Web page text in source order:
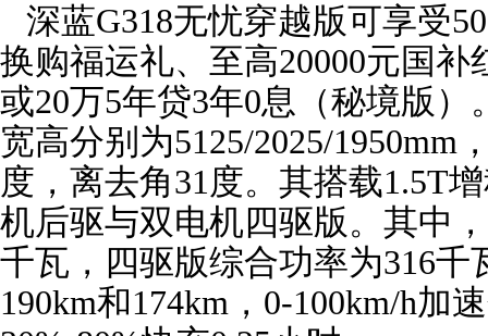
深蓝G318无忧穿越版可享受
换购福运礼、至高20000元国补
或20万5年贷3年0息（秘境版）
宽高分别为5125/2025/1950mm
度，离去角31度。其搭载1.5T
机后驱与双电机四驱版。其中
千瓦，四驱版综合功率为316千
190km和174km，0-100km/h加